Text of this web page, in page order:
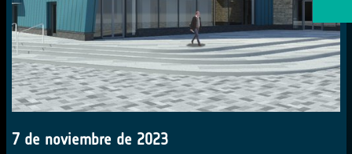
7 de noviembre de 2023